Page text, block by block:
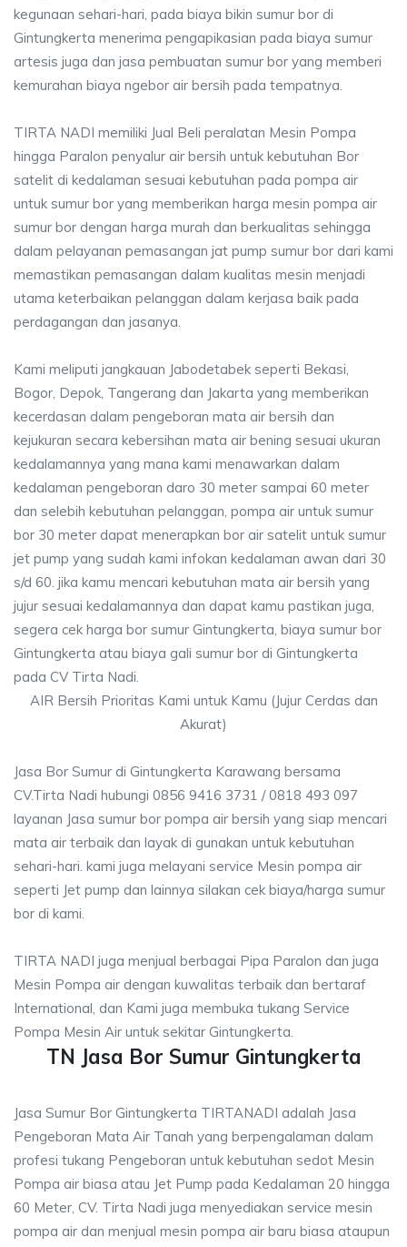
kegunaan sehari-hari, pada biaya bikin sumur bor di
Gintungkerta menerima pengapikasian pada biaya sumur
artesis juga dan jasa pembuatan sumur bor yang memberi
kemurahan biaya ngebor air bersih pada tempatnya.
TIRTA NADI memiliki Jual Beli peralatan Mesin Pompa
hingga Paralon penyalur air bersih untuk kebutuhan Bor
satelit di kedalaman sesuai kebutuhan pada pompa air
untuk sumur bor yang memberikan harga mesin pompa air
sumur bor dengan harga murah dan berkualitas sehingga
dalam pelayanan pemasangan jat pump sumur bor dari kami
memastikan pemasangan dalam kualitas mesin menjadi
utama keterbaikan pelanggan dalam kerjasa baik pada
perdagangan dan jasanya.
Kami meliputi jangkauan Jabodetabek seperti Bekasi,
Bogor, Depok, Tangerang dan Jakarta yang memberikan
kecerdasan dalam pengeboran mata air bersih dan
kejukuran secara kebersihan mata air bening sesuai ukuran
kedalamannya yang mana kami menawarkan dalam
kedalaman pengeboran daro 30 meter sampai 60 meter
dan selebih kebutuhan pelanggan, pompa air untuk sumur
bor 30 meter dapat menerapkan bor air satelit untuk sumur
jet pump yang sudah kami infokan kedalaman awan dari 30
s/d 60. jika kamu mencari kebutuhan mata air bersih yang
jujur sesuai kedalamannya dan dapat kamu pastikan juga,
segera cek harga bor sumur Gintungkerta, biaya sumur bor
Gintungkerta atau biaya gali sumur bor di Gintungkerta
pada CV Tirta Nadi.
AIR Bersih Prioritas Kami untuk Kamu (Jujur Cerdas dan
Akurat)
Jasa Bor Sumur di Gintungkerta Karawang bersama
CV.Tirta Nadi hubungi 0856 9416 3731 / 0818 493 097
layanan Jasa sumur bor pompa air bersih yang siap mencari
mata air terbaik dan layak di gunakan untuk kebutuhan
sehari-hari. kami juga melayani service Mesin pompa air
seperti Jet pump dan lainnya silakan cek biaya/harga sumur
bor di kami.
TIRTA NADI juga menjual berbagai Pipa Paralon dan juga
Mesin Pompa air dengan kuwalitas terbaik dan bertaraf
International, dan Kami juga membuka tukang Service
Pompa Mesin Air untuk sekitar Gintungkerta.
TN Jasa Bor Sumur Gintungkerta
Jasa Sumur Bor Gintungkerta TIRTANADI adalah Jasa
Pengeboran Mata Air Tanah yang berpengalaman dalam
profesi tukang Pengeboran untuk kebutuhan sedot Mesin
Pompa air biasa atau Jet Pump pada Kedalaman 20 hingga
60 Meter, CV. Tirta Nadi juga menyediakan service mesin
pompa air dan menjual mesin pompa air baru biasa ataupun